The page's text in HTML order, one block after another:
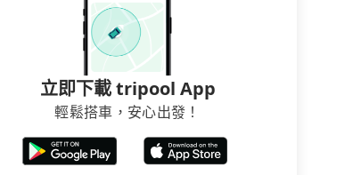
立即下載 tripool App
輕鬆搭車，安心出發！